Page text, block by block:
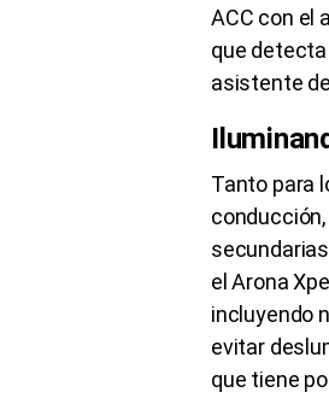
ACC con el
que
asistente
Tanto para
el Arona
incluyendo
evitar
que tiene